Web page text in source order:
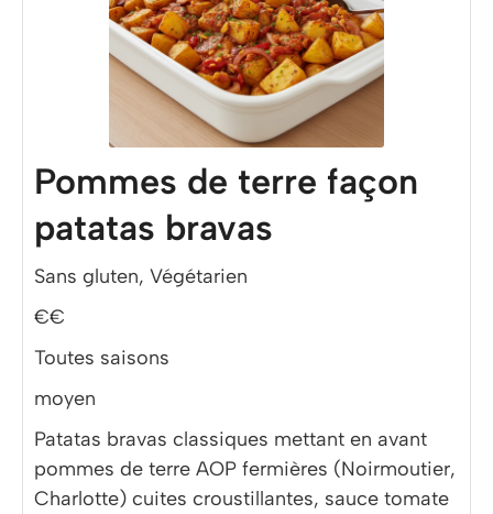
Pommes de terre façon
patatas bravas
Sans gluten, Végétarien
€€
Toutes saisons
moyen
Patatas bravas classiques mettant en avant
pommes de terre AOP fermières (Noirmoutier,
Charlotte) cuites croustillantes, sauce tomate